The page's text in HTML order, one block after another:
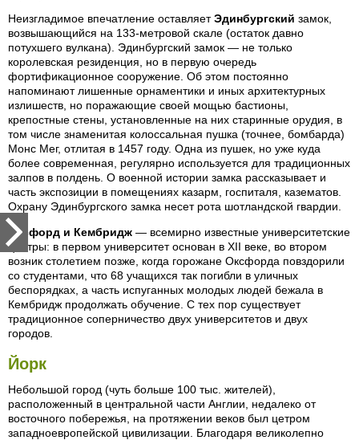
Неизгладимое впечатление оставляетЭдинбургский замок,
возвышающийся на 133-метровой скале (остаток давно
потухшего вулкана). Эдинбургский замок — не только
королевская резиденция, но в первую очередь
фортификационное сооружение. Об этом постоянно
напоминают лишенные орнаментики и иных архитектурных
излишеств, но поражающие своей мощью бастионы,
крепостные стены, установленные на них старинные орудия, в
том числе знаменитая колоссальная пушка (точнее, бомбарда)
Монс Мег, отлитая в 1457 году. Одна из пушек, но уже куда
более современная, регулярно используется для традиционных
залпов в полдень. О военной истории замка рассказывает и
часть экспозиции в помещениях казарм, госпиталя, казематов.
Охрану Эдинбургского замка несет рота шотландской гвардии.
Оксфорд и Кембридж — всемирно известные университетские
центры: в первом университет основан в XII веке, во втором
возник столетием позже, когда горожане Оксфорда повздорили
со студентами, что 68 учащихся так погибли в уличных
беспорядках, а часть испуганных молодых людей бежала в
Кембридж продолжать обучение. С тех пор существует
традиционное соперничество двух университетов и двух
городов.
Йорк
Небольшой город (чуть больше 100 тыс. жителей),
расположенный в центральной части Англии, недалеко от
восточного побережья, на протяжении веков был цетром
западноевропейской цивилизации. Благодаря великолепно